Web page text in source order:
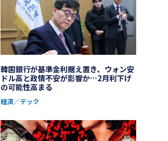
韓国銀行が基準金利据え置き、ウォン安
ドル高と政情不安が影響か…2月利下げ
の可能性高まる
経済／テック